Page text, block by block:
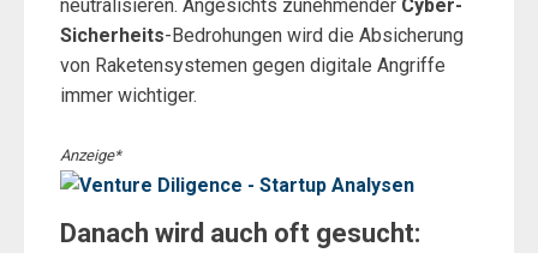
neutralisieren. Angesichts zunehmender Cyber-
Sicherheits-Bedrohungen wird die Absicherung
von Raketensystemen gegen digitale Angriffe
immer wichtiger.
Anzeige*
Danach wird auch oft gesucht: